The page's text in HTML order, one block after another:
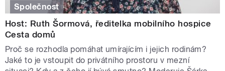
Společnost
Host: Ruth Šormová, ředitelka mobilního hospice
Cesta domů
Proč se rozhodla pomáhat umírajícím i jejich rodinám?
Jaké to je vstoupit do privátního prostoru v mezní